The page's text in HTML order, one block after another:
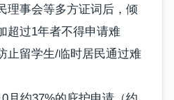
理事会等多方证词后，倾
超过1年者不得申请难
止留学生/临时居民通过难